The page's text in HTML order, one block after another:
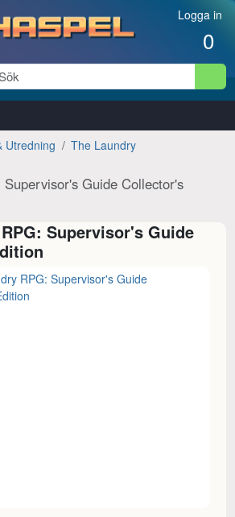
Logga in
0
Utredning The Laundry
Guide Collector's
Supervisor's Guide